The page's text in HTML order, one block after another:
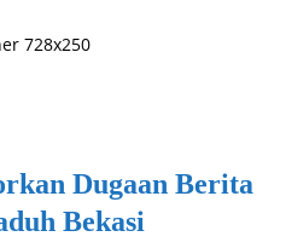
Dugaan Berita
Bekasi